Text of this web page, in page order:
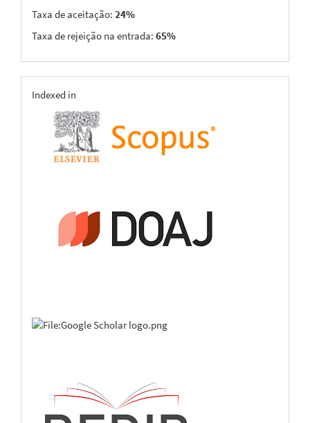
Taxa de aceitação: 24%
Taxa de rejeição na entrada: 65%
indexing
Indexed in